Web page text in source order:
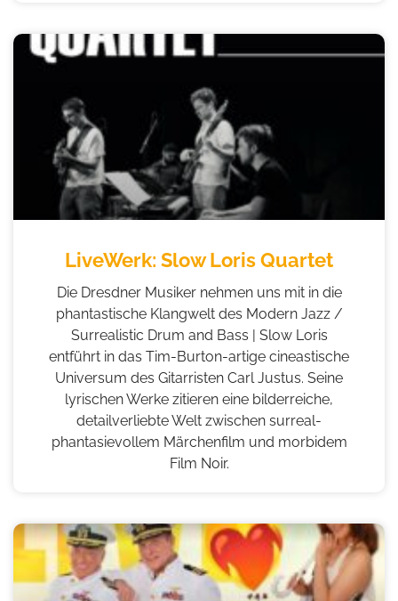
LiveWerk: Slow Loris Quartet
Die Dresdner Musiker nehmen uns mit in die
phantastische Klangwelt des Modern Jazz /
Surrealistic Drum and Bass | Slow Loris
entführt in das Tim-Burton-artige cineastische
Universum des Gitarristen Carl Justus. Seine
lyrischen Werke zitieren eine bilderreiche,
detailverliebte Welt zwischen surreal-
phantasievollem Märchenfilm und morbidem
Film Noir.